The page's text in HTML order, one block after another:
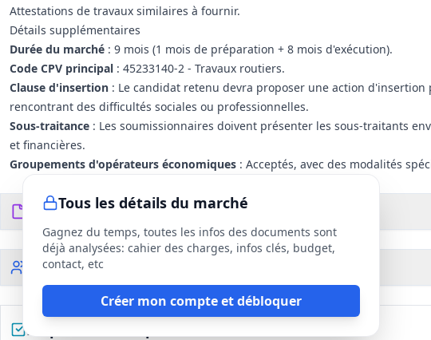
Attestations de travaux similaires à fournir.
Détails supplémentaires
Durée du marché : 9 mois (1 mois de préparation + 8 mois d'exécution).
Code CPV principal : 45233140-2 - Travaux routiers.
Clause d'insertion : Le candidat retenu devra proposer une action d'insertion
rencontrant des difficultés sociales ou professionnelles.
Sous-traitance : Les soumissionnaires doivent présenter les sous-traitants
et financières.
Groupements d'opérateurs économiques : Acceptés, avec des modalités
Tous les détails du marché
Gagnez du temps, toutes les infos des documents sont
déjà analysées: cahier des charges, infos clés, budget,
contact, etc
Créer mon compte et débloquer
Documents du DCE 2fichiers
Clauses sociales
Préparez votre réponse